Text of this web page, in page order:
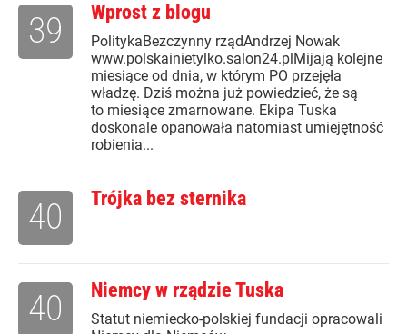
Wprost z blogu
PolitykaBezczynny rządAndrzej Nowak
www.polskainietylko.salon24.plMijają kolejne
miesiące od dnia, w którym PO przejęła
władzę. Dziś można już powiedzieć, że są
to miesiące zmarnowane. Ekipa Tuska
doskonale opanowała natomiast umiejętność
robienia...
39
Trójka bez sternika
40
Niemcy w rządzie Tuska
Statut niemiecko-polskiej fundacji opracowali
40